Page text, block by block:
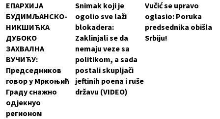
ЕПАРХИЈА
БУДИМЉАНСКО-
НИКШИЋКА
ДУБОКО
ЗАХВАЛНА
ВУЧИЋУ:
Председников
говор у Мркоњић
Граду снажно
одјекнуо
регионом
Snimak koji je
ogolio sve laži
blokadera:
Zaklinjali se da
nemaju veze sa
politikom, a sada
postali skupljači
jeftinih poena i ruše
državu (VIDEO)
Vučić se upravo
oglasio: Poruka
predsednika obišla
Srbiju!